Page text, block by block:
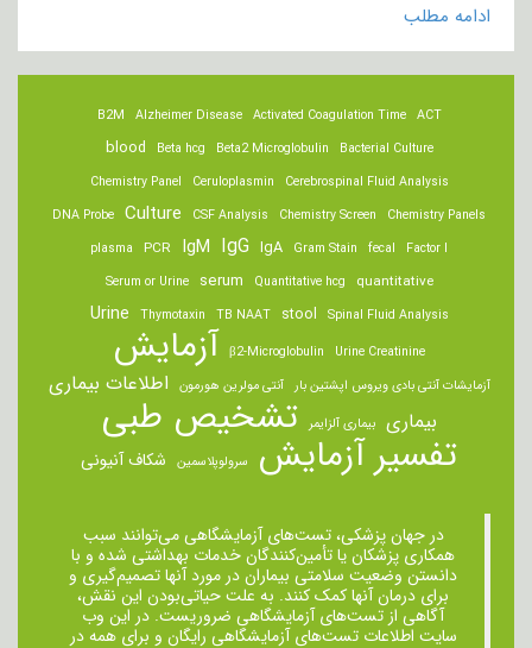
ادامه مطلب
ACT
Activated Coagulation Time
Alzheimer Disease
B2M
Bacterial Culture
Beta2 Microglobulin
Beta hcg
blood
Cerebrospinal Fluid Analysis
Ceruloplasmin
Chemistry Panel
Chemistry Panels
Chemistry Screen
CSF Analysis
Culture
DNA Probe
Factor I
fecal
Gram Stain
IgA
IgG
IgM
PCR
plasma
quantitative
Quantitative hcg
serum
Serum or Urine
Spinal Fluid Analysis
stool
TB NAAT
Thymotaxin
Urine
Urine Creatinine
β2-Microglobulin آزمایش
آزمایشات آنتی بادی ویروس اپشتین بار آنتی مولرین هورمون اطلاعات بیماری
بیماری بیماری آلزایمر تشخیص طبی
تفسیر آزمایش سرولوپلاسمین شکاف آنیونی
در جهان پزشکی، تست‌های آزمایشگاهی می‌توانند سبب
همکاری پزشکان یا تأمین‌کنندگان خدمات بهداشتی شده و با
دانستن وضعیت سلامتی بیماران در مورد آنها تصمیم‌گیری و
برای درمان ‌آنها کمک کنند. به علت حیاتی‌بودن این نقش،
آگاهی از تست‌های آزمایشگاهی ضروریست. در این وب
سایت اطلاعات تست‌های آزمایشگاهی رایگان و برای همه در